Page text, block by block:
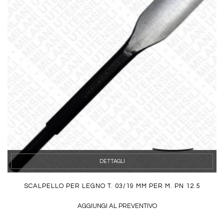
DETTAGLI
SCALPELLO PER LEGNO T. 03/19 MM PER M. PN 12.5
AGGIUNGI AL PREVENTIVO